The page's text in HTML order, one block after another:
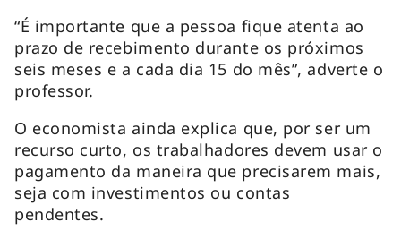
“É importante que a pessoa fique atenta ao
prazo de recebimento durante os próximos
seis meses e a cada dia 15 do mês”, adverte o
professor.
O economista ainda explica que, por ser um
recurso curto, os trabalhadores devem usar o
pagamento da maneira que precisarem mais,
seja com investimentos ou contas
pendentes.